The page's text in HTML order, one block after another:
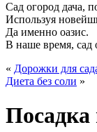
Сад огород дача,
Используя
Да именно оазис.
В наше время, сад
« Дорожки для
Диета без соли »
Посадка